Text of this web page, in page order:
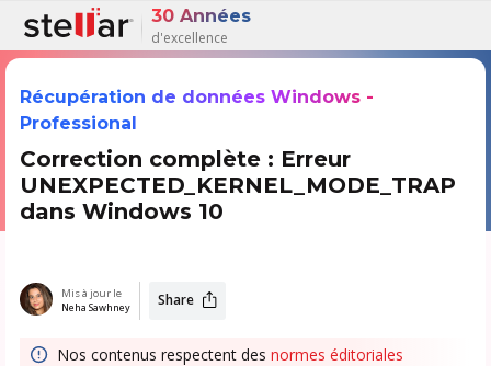
30 Années
d'excellence
Récupération de données Windows -
Professional
Correction complète : Erreur
UNEXPECTED_KERNEL_MODE_TRAP
dans Windows 10
Mis à jour le
Neha Sawhney Share
Nos contenus respectent des normes éditoriales